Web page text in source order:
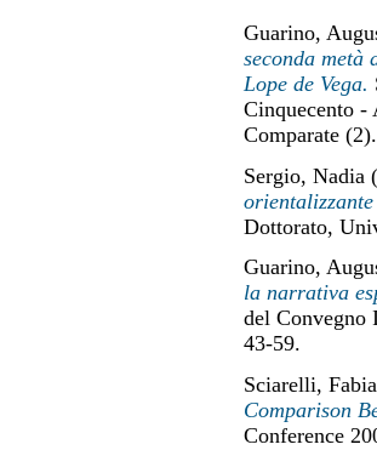
Guarino,
seconda
Lope de Vega.
Cinquecento
Comparate
Sergio, Nadia
Dottorato,
Guarino,
la narrativa
del Convegno
43-59.
Sciarelli,
Comparison
Conference